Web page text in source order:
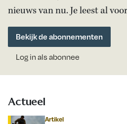
nieuws van nu. Je leest al
Bekijk de abonnementen
Log in als abonnee
Actueel
Artikel